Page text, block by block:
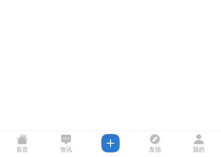
首页 资讯 发现 我的